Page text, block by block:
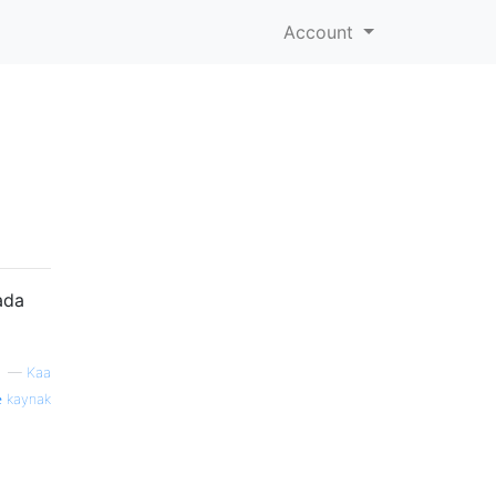
Account
— Kaa
kaynak